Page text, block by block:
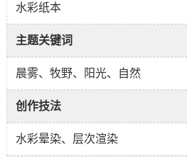
水彩纸本
主题关键词
晨雾、牧野、阳光、自然
创作技法
水彩晕染、层次渲染